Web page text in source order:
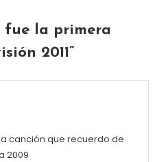
fue la primera
2011”
canción que recuerdo de
2009